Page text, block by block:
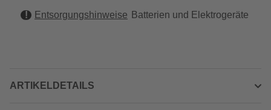
Entsorgungshinweise Batterien und Elektrogeräte
ARTIKELDETAILS